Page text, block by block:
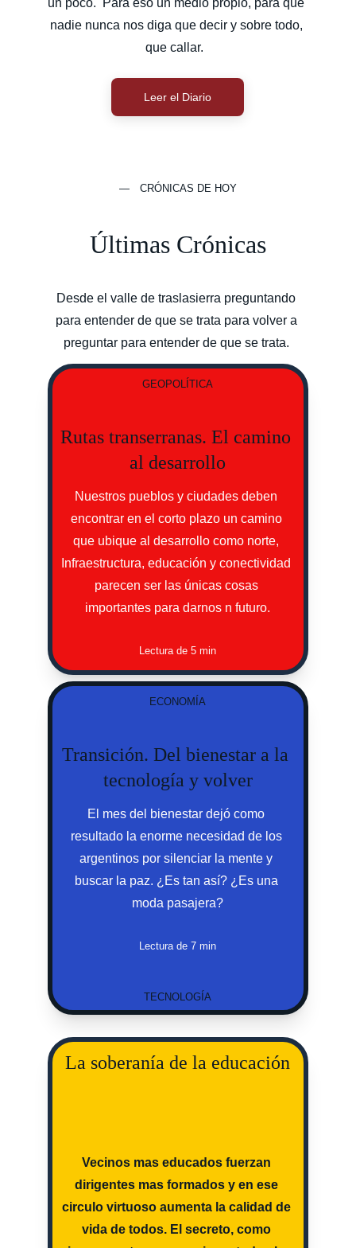
Leer el Diario
un poco.  Para eso un medio propio, para que
nadie nunca nos diga que decir y sobre todo,
que callar.
— CRÓNICAS DE HOY
Últimas Crónicas
Desde el valle de traslasierra preguntando
para entender de que se trata para volver a
preguntar para entender de que se trata.
GEOPOLÍTICA
ECONOMÍA
TECNOLOGÍA
Rutas transerranas. El camino
al desarrollo
Transición. Del bienestar a la
tecnología y volver
La soberanía de la educación
Nuestros pueblos y ciudades deben
encontrar en el corto plazo un camino
que ubique al desarrollo como norte,
Infraestructura, educación y conectividad
parecen ser las únicas cosas
importantes para darnos n futuro.
El mes del bienestar dejó como
resultado la enorme necesidad de los
argentinos por silenciar la mente y
buscar la paz. ¿Es tan así? ¿Es una
moda pasajera?
Vecinos mas educados fuerzan
dirigentes mas formados y en ese
circulo virtuoso aumenta la calidad de
vida de todos. El secreto, como
Lectura de 5 min
Lectura de 7 min